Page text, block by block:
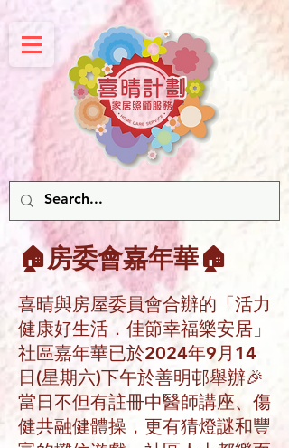
🏠房委會嘉年華🏠
喜晴與房屋委員會合辦的「活力
健康好生活．佳節幸福樂安居」
社區嘉年華已於2024年9月14
日(星期六)下午於善明邨舉辦🎉
當日不但有註冊中醫師講座、傷
健共融健體操，更有猜燈謎和豐